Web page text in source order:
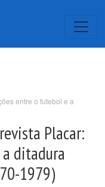
entre o futebol e a
Placar:
ditadura
1979)